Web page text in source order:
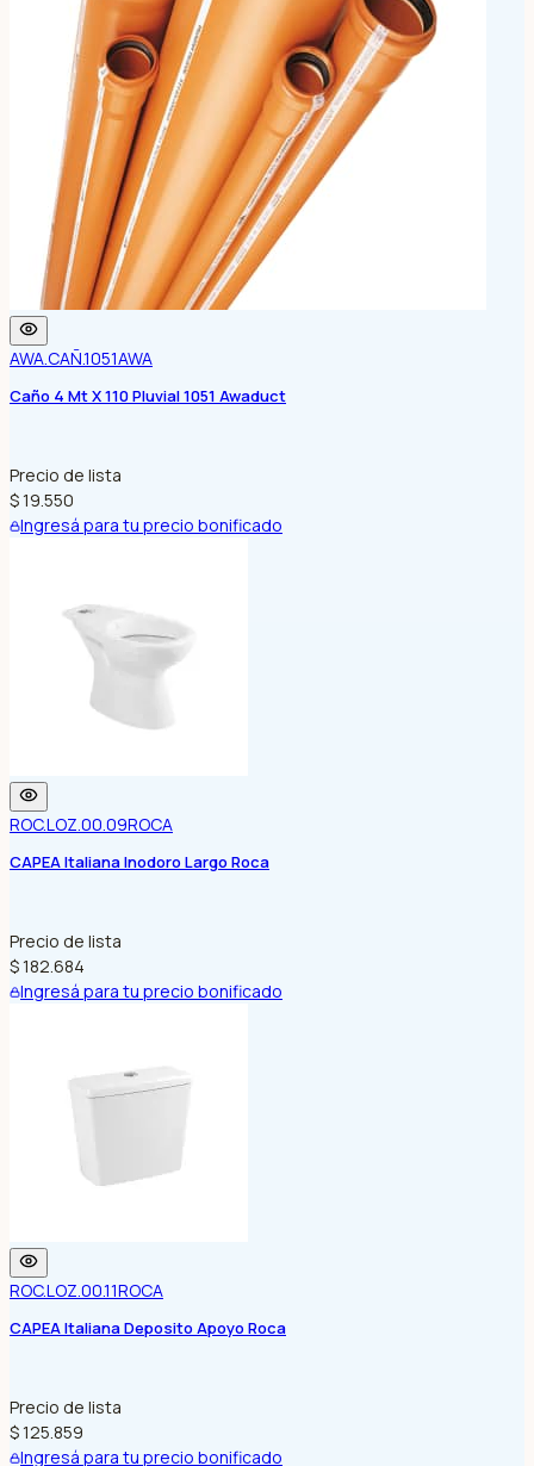
AWA.CAÑ.1051AWA
Caño 4 Mt X 110 Pluvial 1051 Awaduct
Precio de lista
$ 19.550
Ingresá para tu precio bonificado
ROC.LOZ.00.09ROCA
CAPEA Italiana Inodoro Largo Roca
Precio de lista
$ 182.684
Ingresá para tu precio bonificado
ROC.LOZ.00.11ROCA
CAPEA Italiana Deposito Apoyo Roca
Precio de lista
$ 125.859
Ingresá para tu precio bonificado